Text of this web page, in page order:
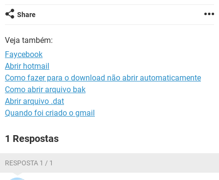
Share
Veja também:
Faycebook
Abrir hotmail
Como fazer para o download não abrir automaticamente
Como abrir arquivo bak
Abrir arquivo .dat
Quando foi criado o gmail
1 Respostas
RESPOSTA 1 / 1